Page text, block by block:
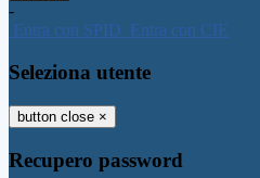
-
Entra con SPID Entra con CIE
Seleziona utente
button close ×
Recupero password